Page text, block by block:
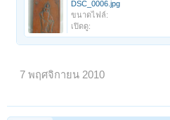
DSC_0006.jpg
ขนาดไฟล์:
เปิดดู:
7 พฤศจิกายน 2010